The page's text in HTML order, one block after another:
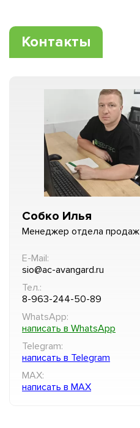
Контакты
Собко Илья
Менеджер отдела продаж
E-Mail:
sio@ac-avangard.ru
Тел.:
8-963-244-50-89
WhatsApp:
написать в WhatsApp
Telegram:
написать в Telegram
MAX:
написать в MAX